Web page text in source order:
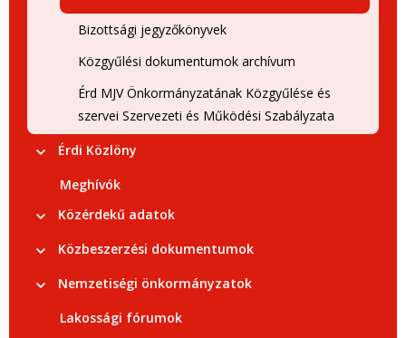
Bizottsági jegyzőkönyvek
Közgyűlési dokumentumok archívum
Érd MJV Önkormányzatának Közgyűlése és
szervei Szervezeti és Működési Szabályzata
Érdi Közlöny
Meghívók
Közérdekű adatok
Közbeszerzési dokumentumok
Nemzetiségi önkormányzatok
Lakossági fórumok